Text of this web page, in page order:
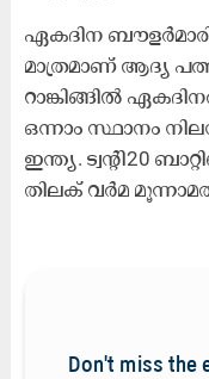
ഏകദിന
മാത്രമാണ് ആദ്യ
റാങ്കിങ്ങിൽ
ഒന്നാം സ്ഥാനം
ഇന്ത്യ. ട്വന്‍റി20
തിലക് വർമ
Don't miss the